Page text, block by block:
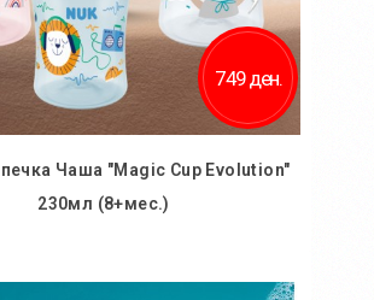
749 ден.
Чаша "Magic Cup Evolution"
230мл (8+мес.)
Во кошничка